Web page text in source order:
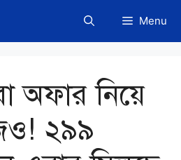
Menu
অফার নিয়ে
২৯৯